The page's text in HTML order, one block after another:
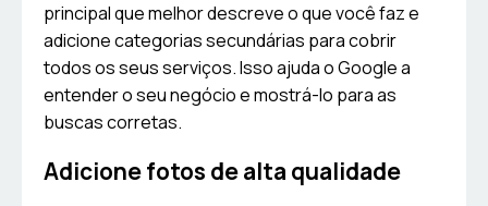
principal que melhor descreve o que você faz e
adicione categorias secundárias para cobrir
todos os seus serviços. Isso ajuda o Google a
entender o seu negócio e mostrá-lo para as
buscas corretas.
Adicione fotos de alta qualidade